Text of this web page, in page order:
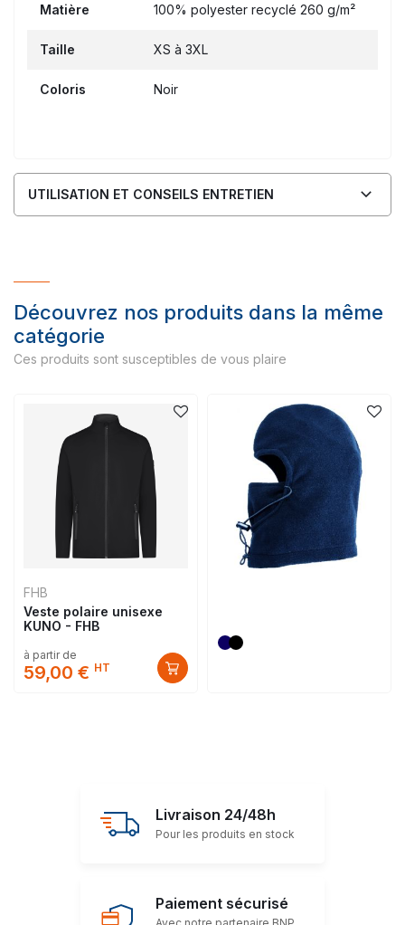
Matière 100% polyester recyclé 260 g/m²
Taille XS à 3XL
Coloris Noir
UTILISATION ET CONSEILS ENTRETIEN
Découvrez nos produits dans la même
catégorie
Ces produits sont susceptibles de vous plaire
FHB
Veste polaire unisexe
KUNO - FHB
à partir de
59,00 € HT
Livraison 24/48h
Pour les produits en stock
Paiement sécurisé